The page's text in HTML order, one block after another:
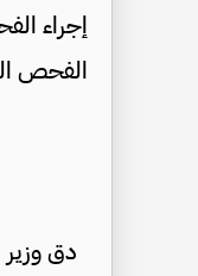
إجراء
الفحص
دق